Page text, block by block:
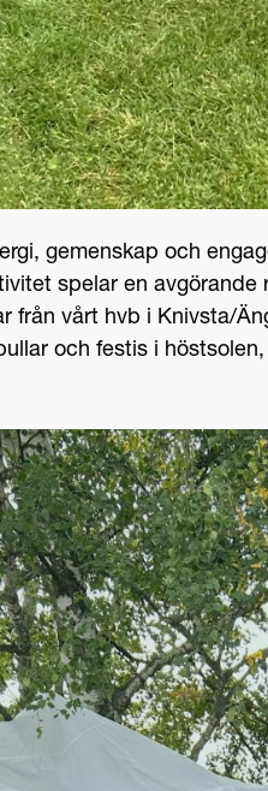
gemenskap och
spelar en
från vårt hvb i Knivsta/
och festis i